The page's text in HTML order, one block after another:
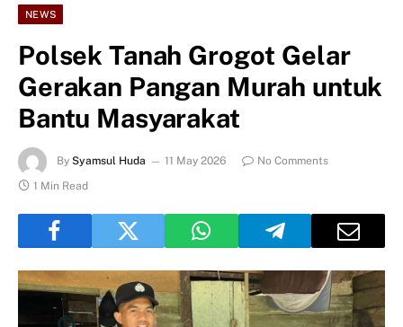
NEWS
Polsek Tanah Grogot Gelar
Gerakan Pangan Murah untuk
Bantu Masyarakat
By Syamsul Huda 11 May 2026
No Comments
1 Min Read